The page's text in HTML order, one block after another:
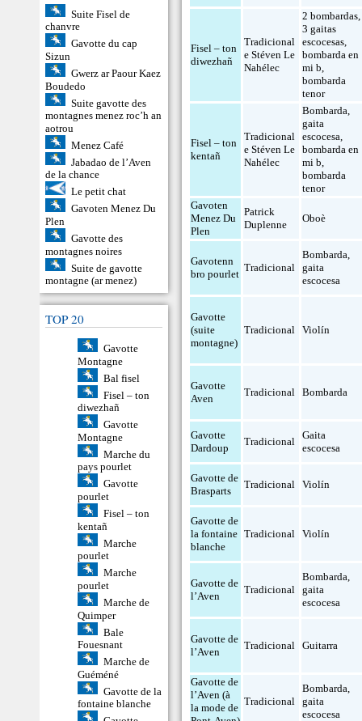
Suite Fisel de
chanvre
Gavotte du cap
Sizun
Gwerz ar Paour Kaez
Boudedo
Suite gavotte des
montagnes menez roc’h an
aotrou
Menez Café
Jabadao de l’Aven
de la chance
Le petit chat
Gavoten Menez Du
Plen
Gavotte des
montagnes noires
Suite de gavotte
montagne (ar menez)
TOP 20
Gavotte
Montagne
Bal fisel
Fisel – ton
diwezhañ
Gavotte
Montagne
Marche du
pays pourlet
Gavotte
pourlet
Fisel – ton
kentañ
Marche
pourlet
Marche
pourlet
Marche de
Quimper
Bale
Fouesnant
Marche de
Guéméné
Gavotte de la
fontaine blanche
Fisel – ton
diwezhañ
Tradicional
e Stéven Le
Nahélec
2 bombardas,
3 gaitas
escocesas,
bombarda en
mi b,
bombarda
tenor
Fisel – ton
kentañ
Tradicional
e Stéven Le
Nahélec
Bombarda,
gaita
escocesa,
bombarda en
mi b,
bombarda
tenor
Gavoten
Menez Du
Plen
Patrick
Duplenne
Oboè
Gavotenn
bro pourlet
Tradicional
Bombarda,
gaita
escocesa
Gavotte
(suite
montagne)
Tradicional Violín
Gavotte
Aven
Tradicional Bombarda
Gavotte
Dardoup
Tradicional
Gaita
escocesa
Gavotte de
Brasparts
Tradicional Violín
Gavotte de
la fontaine
blanche
Tradicional Violín
Gavotte de
l’Aven
Tradicional
Bombarda,
gaita
escocesa
Gavotte de
l’Aven
Tradicional Guitarra
Gavotte de
l’Aven (à
la mode de
Tradicional
Bombarda,
gaita
escocesa